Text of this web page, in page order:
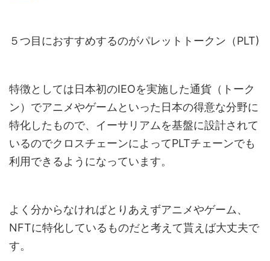
５つ目におすすめするのがパレットトークン（PLT)
特徴としては日本初のIEOを実施した通貨（トーク
ン）でアニメやゲームといった日本の得意な分野に
特化したもので、イーサリアムを基盤に設計されて
いるのでクロスチェーンによってPLTチェーンでも
利用できるようになっています。
よく分からなければとりあえずアニメやゲーム、
NFTに特化しているものだと考えて貰えば大丈夫で
す。